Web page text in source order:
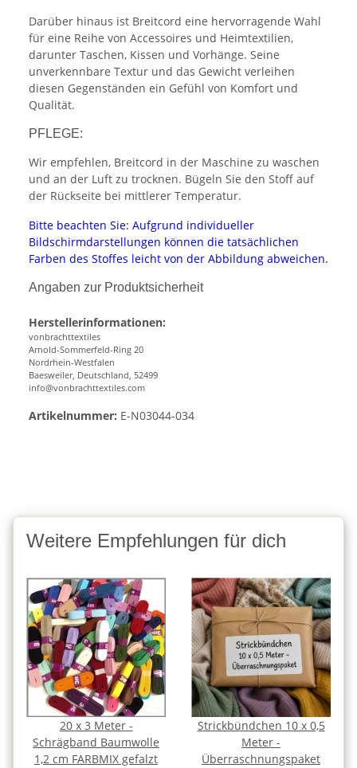
Darüber hinaus ist Breitcord eine hervorragende Wahl
für eine Reihe von Accessoires und Heimtextilien,
darunter Taschen, Kissen und Vorhänge. Seine
unverkennbare Textur und das Gewicht verleihen
diesen Gegenständen ein Gefühl von Komfort und
Qualität.
PFLEGE:
Wir empfehlen, Breitcord in der Maschine zu waschen
und an der Luft zu trocknen. Bügeln Sie den Stoff auf
der Rückseite bei mittlerer Temperatur.
Bitte beachten Sie: Aufgrund individueller
Bildschirmdarstellungen können die tatsächlichen
Farben des Stoffes leicht von der Abbildung abweichen.
Angaben zur Produktsicherheit
Herstellerinformationen:
vonbrachttextiles
Arnold-Sommerfeld-Ring 20
Nordrhein-Westfalen
Baesweiler, Deutschland, 52499
info@vonbrachttextiles.com
Artikelnummer: E-N03044-034
Weitere Empfehlungen für dich
20 x 3 Meter -
Schrägband Baumwolle
1,2 cm FARBMIX gefalzt
Strickbündchen 10 x 0,5
Meter -
Überraschnungspaket